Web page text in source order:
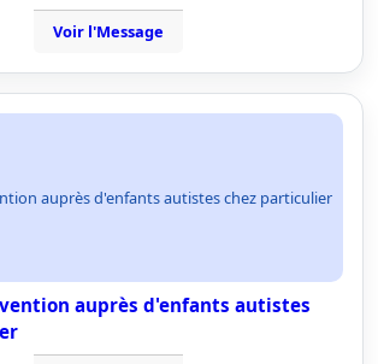
Voir l'Message
auprès d'enfants autistes chez particulier
auprès d'enfants autistes